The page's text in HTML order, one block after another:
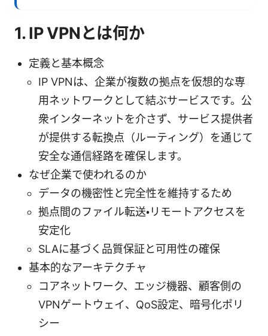
1. IP VPNとは何か
定義と基本概念
IP VPNは、企業が複数の拠点を仮想的な専
用ネットワークとして結ぶサービスです。公
衆インターネットを介さず、サービス提供者
が提供する転換点（ルーティング）を通じて
安全な通信経路を確保します。
なぜ企業で使われるのか
データの機密性と完全性を維持するため
拠点間のファイル転送・リモートアクセスを
安定化
SLAに基づく品質保証と可用性の確保
基本的なアーキテクチャ
コアネットワーク、エッジ機器、顧客側の
VPNゲートウェイ、QoS設定、暗号化ポリ
シー